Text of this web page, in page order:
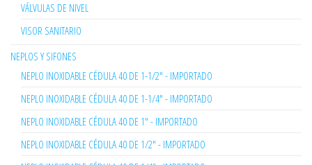
VÁLVULAS DE NIVEL
VISOR SANITARIO
NEPLOS Y SIFONES
NEPLO INOXIDABLE CÉDULA 40 DE 1-1/2" - IMPORTADO
NEPLO INOXIDABLE CÉDULA 40 DE 1-1/4" - IMPORTADO
NEPLO INOXIDABLE CÉDULA 40 DE 1" - IMPORTADO
NEPLO INOXIDABLE CÉDULA 40 DE 1/2" - IMPORTADO